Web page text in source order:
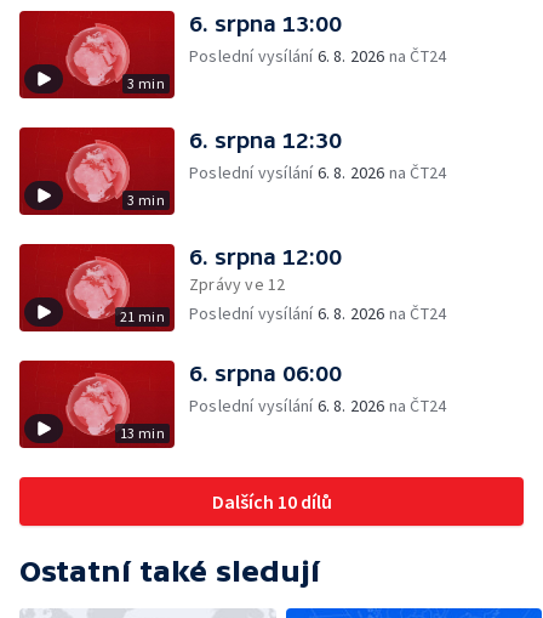
3 min
6. srpna 13:00
Poslední vysílání6. 8. 2026 na ČT24
3 min
6. srpna 12:30
Poslední vysílání6. 8. 2026 na ČT24
21 min
6. srpna 12:00
Zprávy ve 12
Poslední vysílání6. 8. 2026 na ČT24
13 min
6. srpna 06:00
Poslední vysílání6. 8. 2026 na ČT24
Dalších 10 dílů
Ostatní také sledují